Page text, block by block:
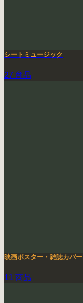
シートミュージック
27 商品
映画ポスター・雑誌カバー
11 商品